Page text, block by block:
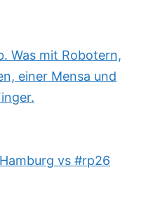
Was mit Robotern,
einer Mensa und
vs #rp26